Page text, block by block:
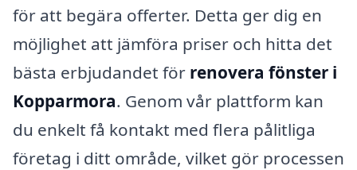
för att begära offerter. Detta ger dig en
möjlighet att jämföra priser och hitta det
bästa erbjudandet för renovera fönster i
Kopparmora. Genom vår plattform kan
du enkelt få kontakt med flera pålitliga
företag i ditt område, vilket gör processen